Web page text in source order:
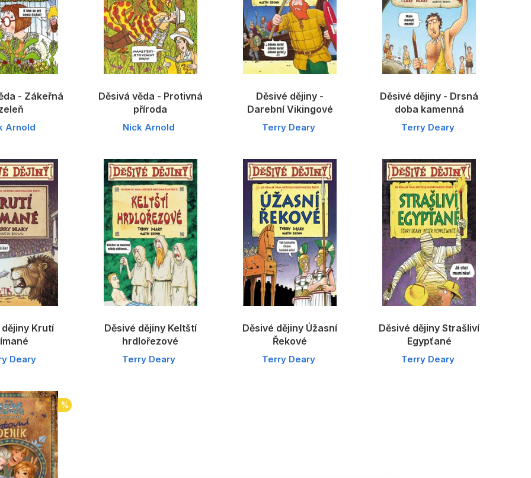
- Zákeřná
Arnold
Děsivá věda - Protivná
příroda
Nick Arnold
Děsivé dějiny -
Darební Vikingové
Terry Deary
Děsivé dějiny - Drsná
doba kamenná
Terry Deary
dějiny Krutí
Deary
Děsivé dějiny Keltští
hrdlořezové
Terry Deary
Děsivé dějiny Úžasní
Řekové
Terry Deary
Děsivé dějiny Strašliví
Egypťané
Terry Deary
%